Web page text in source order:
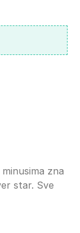
zna
star. Sve